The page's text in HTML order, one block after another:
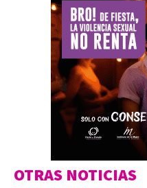
OTRAS NOTICIAS